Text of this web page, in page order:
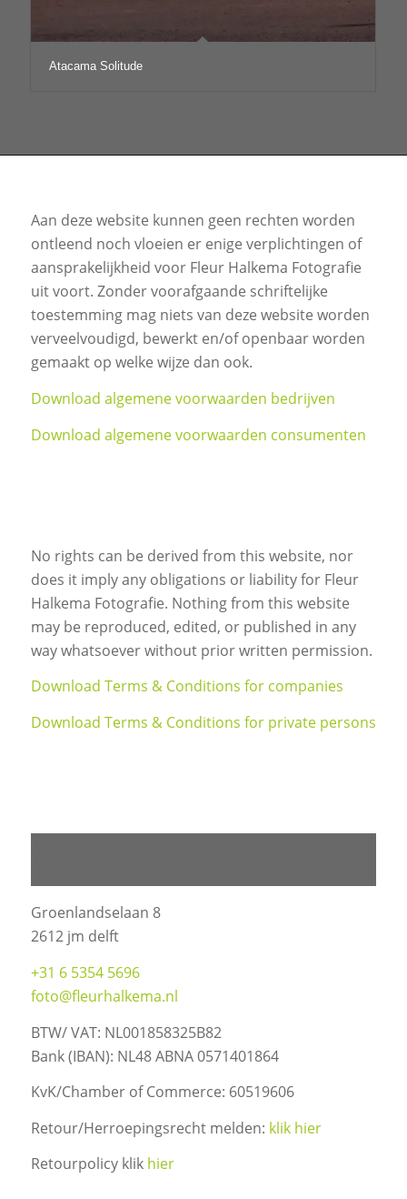
Atacama Solitude
Aan deze website kunnen geen rechten worden
ontleend noch vloeien er enige verplichtingen of
aansprakelijkheid voor Fleur Halkema Fotografie
uit voort. Zonder voorafgaande schriftelijke
toestemming mag niets van deze website worden
verveelvoudigd, bewerkt en/of openbaar worden
gemaakt op welke wijze dan ook.
Download algemene voorwaarden bedrijven
Download algemene voorwaarden consumenten
No rights can be derived from this website, nor
does it imply any obligations or liability for Fleur
Halkema Fotografie. Nothing from this website
may be reproduced, edited, or published in any
way whatsoever without prior written permission.
Download Terms & Conditions for companies
Download Terms & Conditions for private persons
Groenlandselaan 8
2612 jm delft
+31 6 5354 5696
foto@fleurhalkema.nl
BTW/ VAT: NL001858325B82
Bank (IBAN): NL48 ABNA 0571401864
KvK/Chamber of Commerce: 60519606
Retour/Herroepingsrecht melden: klik hier
Retourpolicy klik hier